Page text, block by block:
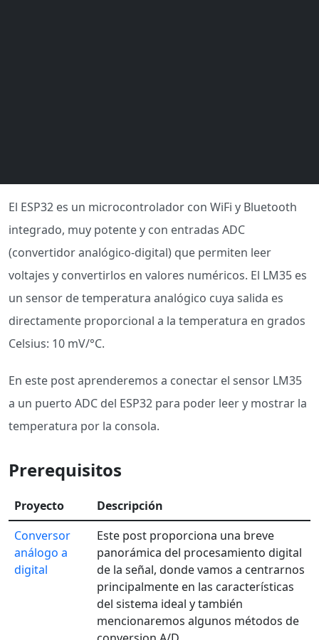
El ESP32 es un microcontrolador con WiFi y Bluetooth
integrado, muy potente y con entradas ADC
(convertidor analógico-digital) que permiten leer
voltajes y convertirlos en valores numéricos. El LM35 es
un sensor de temperatura analógico cuya salida es
directamente proporcional a la temperatura en grados
Celsius: 10 mV/°C.
En este post aprenderemos a conectar el sensor LM35
a un puerto ADC del ESP32 para poder leer y mostrar la
temperatura por la consola.
Prerequisitos
Proyecto
Descripción
Conversor
análogo a
digital
Este post proporciona una breve
panorámica del procesamiento digital
de la señal, donde vamos a centrarnos
principalmente en las características
del sistema ideal y también
mencionaremos algunos métodos de